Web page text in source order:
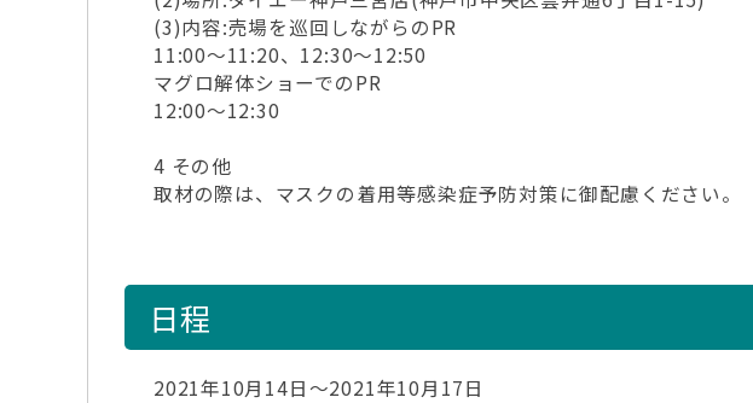
(3)内容:売場を巡回しながらのPR
11:00～11:20、12:30～12:50
マグロ解体ショーでのPR
12:00～12:30
4 その他
取材の際は、マスクの着用等感染症予防対策に御配慮ください。
日程
2021年10月14日～2021年10月17日